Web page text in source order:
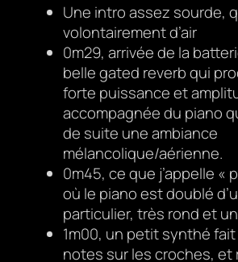
Une intro assez sourde,
volontairement d’air
0m29, arrivée de la
belle gated reverb qui
forte puissance et
accompagnée du piano
de suite une ambiance
mélancolique/aérienne.
0m45, ce que j’appelle «
où le piano est doublé
particulier, très rond et
1m00, un petit synthé
notes sur les croches, et